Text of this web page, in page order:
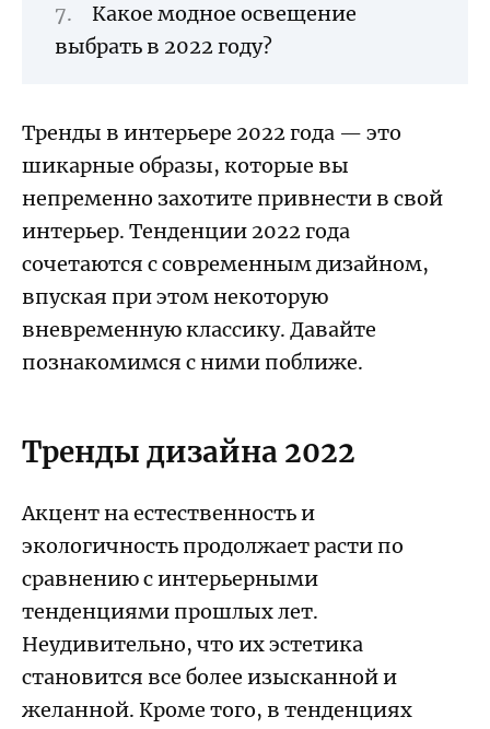
Какое модное освещение
выбрать в 2022 году?
Тренды в интерьере 2022 года — это
шикарные образы, которые вы
непременно захотите привнести в свой
интерьер. Тенденции 2022 года
сочетаются с современным дизайном,
впуская при этом некоторую
вневременную классику. Давайте
познакомимся с ними поближе.
Тренды дизайна 2022
Акцент на естественность и
экологичность продолжает расти по
сравнению с интерьерными
тенденциями прошлых лет.
Неудивительно, что их эстетика
становится все более изысканной и
желанной. Кроме того, в тенденциях